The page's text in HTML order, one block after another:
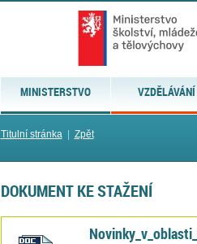
MINISTERSTVO VZDĚLÁVÁNÍ
Titulní stránka| Zpět
DOKUMENT KE STAŽENÍ